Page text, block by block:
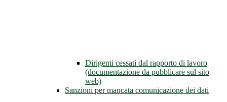
Dirigenti cessati dal rapporto di lavoro
(documentazione da pubblicare sul sito
web)
Sanzioni per mancata comunicazione dei dati